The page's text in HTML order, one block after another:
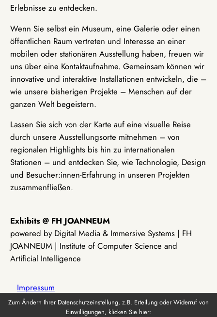
Erlebnisse zu entdecken.
Wenn Sie selbst ein Museum, eine Galerie oder einen
öffentlichen Raum vertreten und Interesse an einer
mobilen oder stationären Ausstellung haben, freuen wir
uns über eine Kontaktaufnahme. Gemeinsam können wir
innovative und interaktive Installationen entwickeln, die –
wie unsere bisherigen Projekte – Menschen auf der
ganzen Welt begeistern.
Lassen Sie sich von der Karte auf eine visuelle Reise
durch unsere Ausstellungsorte mitnehmen – von
regionalen Highlights bis hin zu internationalen
Stationen – und entdecken Sie, wie Technologie, Design
und Besucher:innen-Erfahrung in unseren Projekten
zusammenfließen.
Exhibits @ FH JOANNEUM
powered by Digital Media & Immersive Systems | FH
JOANNEUM | Institute of Computer Science and
Artificial Intelligence
Impressum
Zum Ändern Ihrer Datenschutzeinstellung, z.B. Erteilung oder Widerruf von
Einwilligungen, klicken Sie hier: